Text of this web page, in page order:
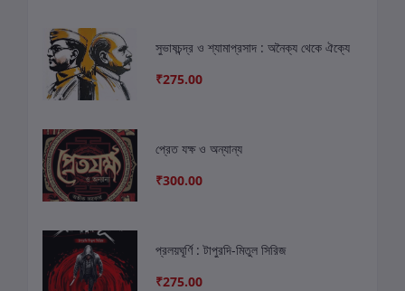
সুভাষচন্দ্র ও শ্যামাপ্রসাদ : অনৈক্য থেকে ঐক্যে
₹275.00
প্রেত যক্ষ ও অন্যান্য
₹300.00
প্রলয়ঘূর্ণি : টাপুরদি-মিতুল সিরিজ
₹275.00